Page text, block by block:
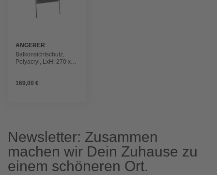
ANGERER
FREIZEITMÖBEL
Balkonsichtschutz,
Polyacryl, LxH: 270 x
169,00 €
Newsletter: Zusammen
machen wir Dein Zuhause zu
einem schöneren Ort.